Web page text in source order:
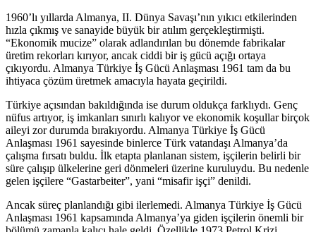
1960’lı yıllarda Almanya, II. Dünya Savaşı’nın yıkıcı etkilerinden
hızla çıkmış ve sanayide büyük bir atılım gerçekleştirmişti.
“Ekonomik mucize” olarak adlandırılan bu dönemde fabrikalar
üretim rekorları kırıyor, ancak ciddi bir iş gücü açığı ortaya
çıkıyordu. Almanya Türkiye İş Gücü Anlaşması 1961 tam da bu
ihtiyaca çözüm üretmek amacıyla hayata geçirildi.
Türkiye açısından bakıldığında ise durum oldukça farklıydı. Genç
nüfus artıyor, iş imkanları sınırlı kalıyor ve ekonomik koşullar birçok
aileyi zor durumda bırakıyordu. Almanya Türkiye İş Gücü
Anlaşması 1961 sayesinde binlerce Türk vatandaşı Almanya’da
çalışma fırsatı buldu. İlk etapta planlanan sistem, işçilerin belirli bir
süre çalışıp ülkelerine geri dönmeleri üzerine kuruluydu. Bu nedenle
gelen işçilere “Gastarbeiter”, yani “misafir işçi” denildi.
Ancak süreç planlandığı gibi ilerlemedi. Almanya Türkiye İş Gücü
Anlaşması 1961 kapsamında Almanya’ya giden işçilerin önemli bir